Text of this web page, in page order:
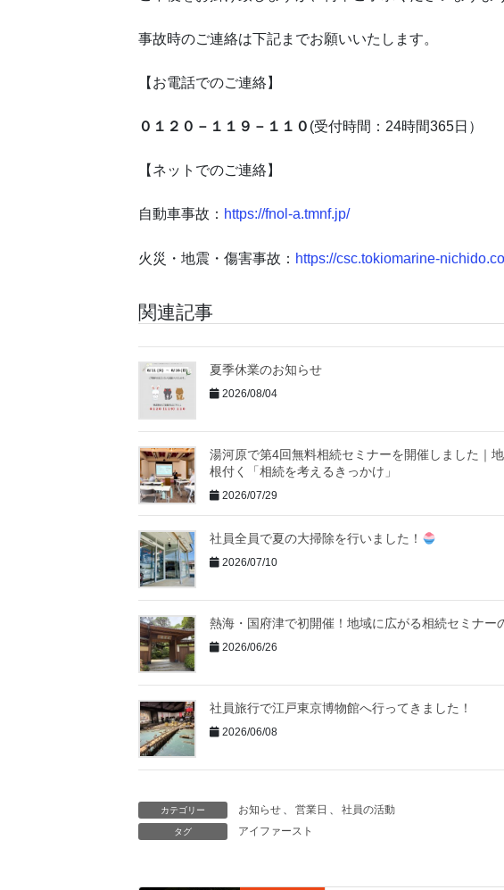
事故時のご連絡は下記までお願いいたします。
【お電話でのご連絡】
０１２０－１１９－１１０ (受付時間：24時間365日）
【ネットでのご連絡】
自動車事故： https://fnol-a.tmnf.jp/
火災・地震・傷害事故： https://csc.tokiomarine-
関連記事
夏季休業のお知らせ
2026/08/04
湯河原で第4回無料相続セミナーを開催しました｜
根付く「相続を考えるきっかけ」
2026/07/29
社員全員で夏の大掃除を行いました！
2026/07/10
熱海・国府津で初開催！地域に広がる相続セミナー
2026/06/26
社員旅行で江戸東京博物館へ行ってきました！
2026/06/08
カテゴリー お知らせ 、 営業日 、 社員の活動
タグ アイファースト